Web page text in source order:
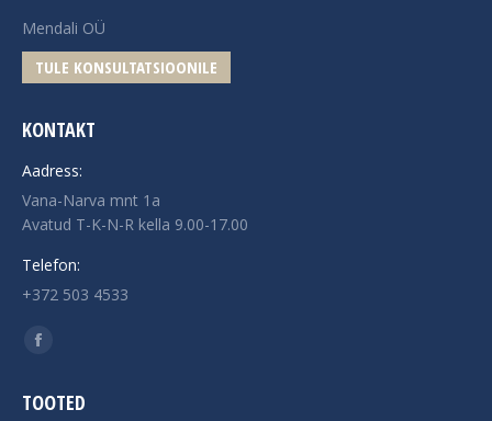
Mendali OÜ
TULE KONSULTATSIOONILE
KONTAKT
Aadress:
Vana-Narva mnt 1a
Avatud T-K-N-R kella 9.00-17.00
Telefon:
+372 503 4533
Find us on:
Facebook
opens
TOOTED